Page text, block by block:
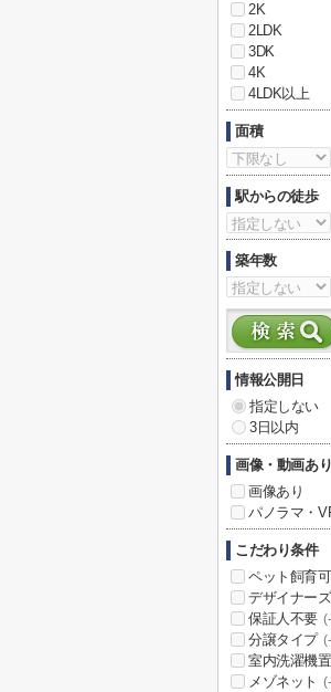
2K
2LDK
3DK
4K
4LDK以上
面積
駅からの徒歩
築年数
情報公開日
指定しない
3日以内
画像・動画あり
画像あり
パノラマ・
こだわり条件
ペット飼育可
デザイナーズ
保証人不要
分譲タイプ
室内洗濯機
メゾネット